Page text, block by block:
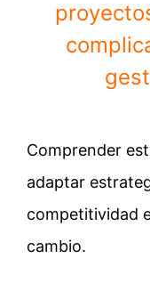
Comprender
adaptar
competitividad
cambio.